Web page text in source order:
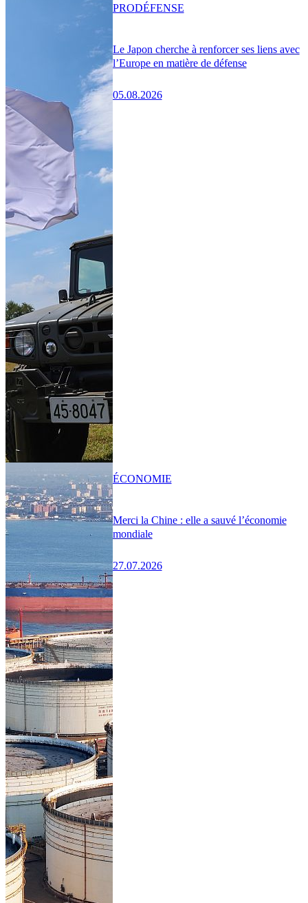
Le Japon cherche à renforcer ses liens avec
l’Europe en matière de défense
05.08.2026
PRODÉFENSE
Merci la Chine : elle a sauvé l’économie
mondiale
27.07.2026
ÉCONOMIE